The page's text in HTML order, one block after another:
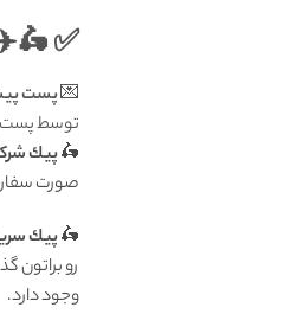
🛵✈️
💌پست
توسط پست
🛵پيك
صورت سفارش
🛵پيك
رو براتون
وجود دارد.